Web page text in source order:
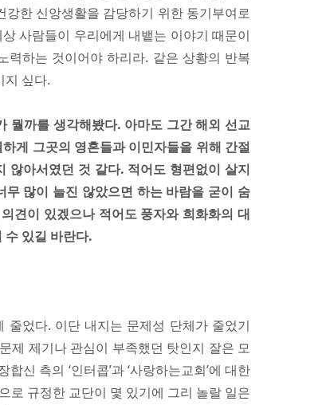
한 신앙생활을 감당하기 위한 동기부여로
사람들이 우리에게 내뱉는 이야기 때문이
력하는 것이어야 하리라. 같은 상황의 반복
지 싶다.
뭘까를 생각해봤다. 아마도 그간 해외 선교
게 그곳의 영혼들과 이민자들을 위해 간절
않아서였던 것 같다. 적어도 형편없이 살지
많이 늘진 않았으면 하는 바람을 굳이 숨
견이 있겠으나 적어도 풍자와 희화화의 대
수 있길 바란다.
었다. 이단 내지는 문제성 단체가 줄었기
제 제기나 관심이 부족했던 탓인지 잘은 모
신 측의 ‘인터콥’과 ‘사랑하는교회’에 대한
로 규정한 교단이 몇 있기에 그리 놀랄 일은